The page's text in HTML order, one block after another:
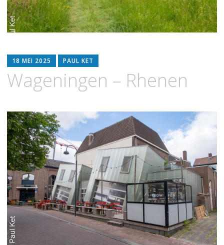
18 MEI 2025 PAUL KET
Wageningen – Rhenen